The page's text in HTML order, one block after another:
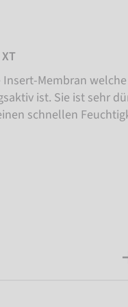
Insert-Membran
ist. Sie ist sehr
schnellen